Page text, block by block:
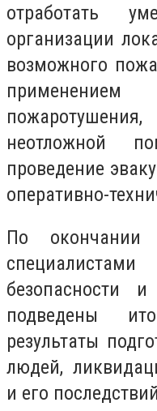
отработать
организации
возможного
применением
неотложной
проведение
оперативно-
По окончании
безопасности
подведены
результаты
людей,
и его